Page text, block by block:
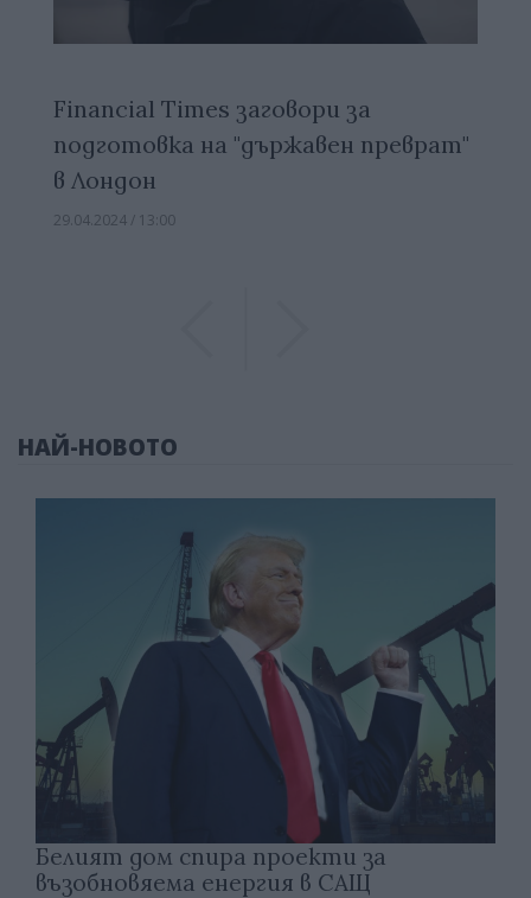
Financial Times заговори за
подготовка на "държавен преврат"
в Лондон
29.04.2024 / 13:00
НАЙ-НОВОТО
Белият дом спира проекти за
възобновяема енергия в САЩ